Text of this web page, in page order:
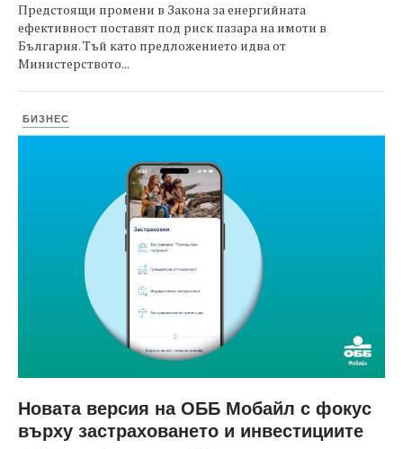
Предстоящи промени в Закона за енергийната
ефективност поставят под риск пазара на имоти в
България. Тъй като предложението идва от
Министерството...
БИЗНЕС
Новата версия на ОББ Мобайл с фокус
върху застраховането и инвестициите